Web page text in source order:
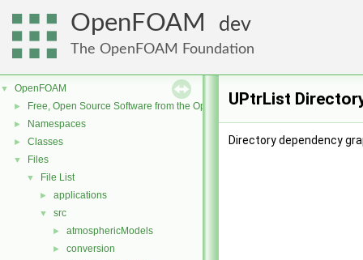
OpenFOAM dev
The OpenFOAM Foundation
▼ OpenFOAM
► Free, Open Source Software from the OpenFOAM Foundation
► Namespaces
► Classes
▼ Files
▼ File List
► applications
▼ src
► atmosphericModels
► conversion
UPtrList
Directory dependency